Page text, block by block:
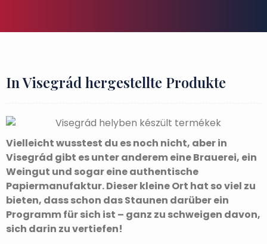
In Visegrád hergestellte Produkte
Vielleicht wusstest du es noch nicht, aber in
Visegrád gibt es unter anderem eine Brauerei, ein
Weingut und sogar eine authentische
Papiermanufaktur. Dieser kleine Ort hat so viel zu
bieten, dass schon das Staunen darüber ein
Programm für sich ist – ganz zu schweigen davon,
sich darin zu vertiefen!